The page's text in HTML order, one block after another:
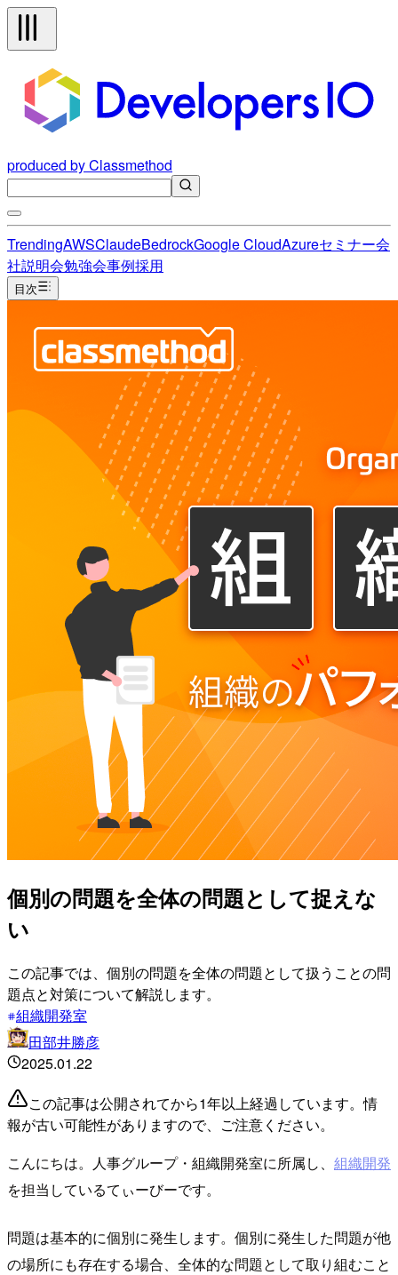
produced by Classmethod
TrendingAWSClaudeBedrockGoogle CloudAzureセミナー会
社説明会勉強会事例採用
目次
個別の問題を全体の問題として捉えな
い
この記事では、個別の問題を全体の問題として扱うことの問
題点と対策について解説します。
組織開発室
田部井勝彦
2025.01.22
この記事は公開されてから1年以上経過しています。情
報が古い可能性がありますので、ご注意ください。
こんにちは。人事グループ・組織開発室に所属し、 組織開発
を担当しているてぃーびーです。
問題は基本的に個別に発生します。個別に発生した問題が他
の場所にも存在する場合、全体的な問題として取り組むこと